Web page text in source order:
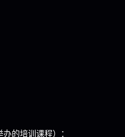
的培训课程）：